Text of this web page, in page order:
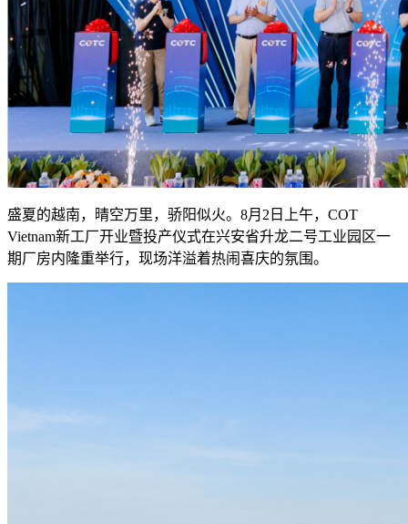
盛夏的越南，晴空万里，骄阳似火。8月2日上午，COT
Vietnam新工厂开业暨投产仪式在兴安省升龙二号工业园区一
期厂房内隆重举行，现场洋溢着热闹喜庆的氛围。